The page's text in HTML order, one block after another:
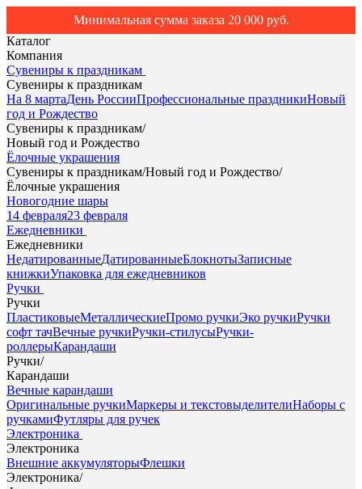
Минимальная сумма заказа 20 000 руб.
Каталог
Компания
Сувениры к праздникам
Сувениры к праздникам
На 8 мартаДень РоссииПрофессиональные праздникиНовый
год и Рождество
Сувениры к праздникам/
Новый год и Рождество
Ёлочные украшения
Сувениры к праздникам/Новый год и Рождество/
Ёлочные украшения
Новогодние шары
14 февраля23 февраля
Ежедневники
Ежедневники
НедатированныеДатированныеБлокнотыЗаписные
книжкиУпаковка для ежедневников
Ручки
Ручки
ПластиковыеМеталлическиеПромо ручкиЭко ручкиРучки
софт тачВечные ручкиРучки-стилусыРучки-
роллерыКарандаши
Ручки/
Карандаши
Вечные карандаши
Оригинальные ручкиМаркеры и текстовыделителиНаборы с
ручкамиФутляры для ручек
Электроника
Электроника
Внешние аккумуляторыФлешки
Электроника/